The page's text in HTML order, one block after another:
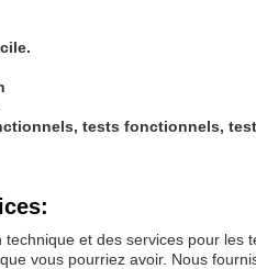
tests fonctionnels,
technique et des services pour
vous pourriez avoir. Nous